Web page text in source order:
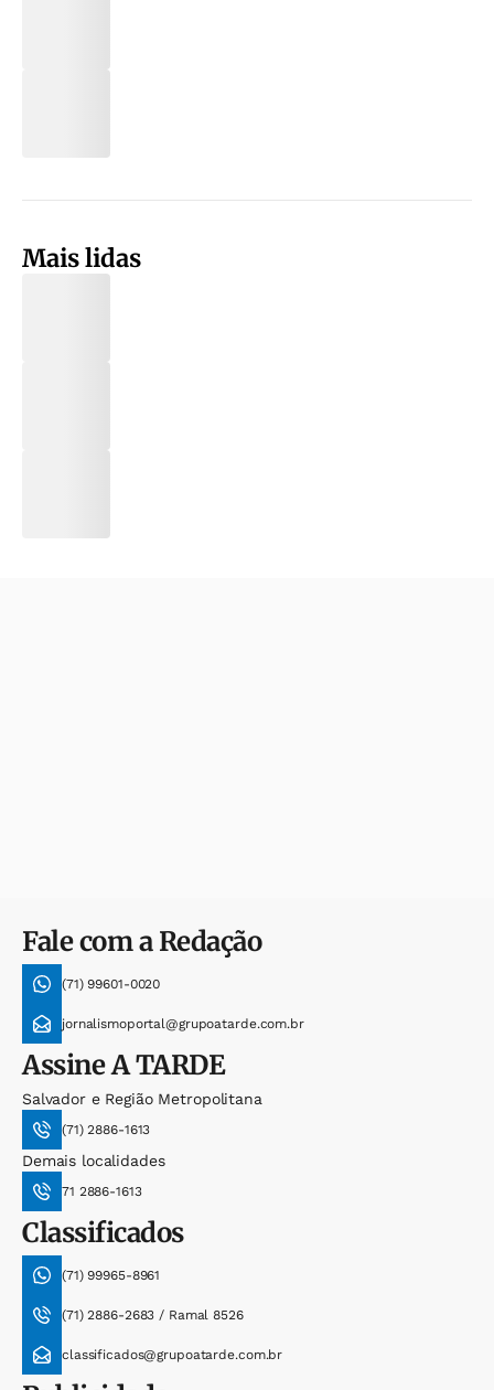
Mais lidas
Fale com a Redação
(71) 99601-0020
jornalismoportal@grupoatarde.com.br
AssineA TARDE
Salvador e Região Metropolitana
(71) 2886-1613
Demais localidades
71 2886-1613
Classificados
(71) 99965-8961
(71) 2886-2683 / Ramal 8526
classificados@grupoatarde.com.br